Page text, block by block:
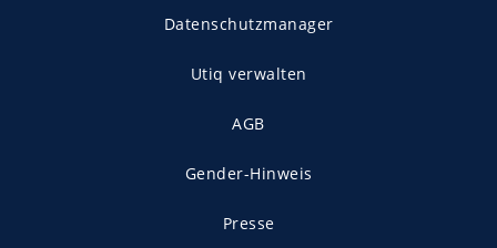
Datenschutzmanager
Utiq verwalten
AGB
Gender-Hinweis
Presse